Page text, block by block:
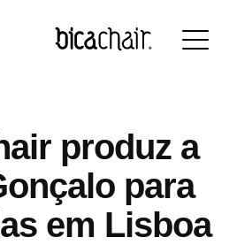
produz a
para
em Lisboa